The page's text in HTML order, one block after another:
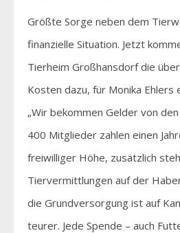
Größte Sorge neben dem
finanzielle Situation. Jetzt
Tierheim Großhansdorf die
Kosten dazu, für Monika Ehlers
„Wir bekommen Gelder von
400 Mitglieder zahlen einen
freiwilliger Höhe, zusätzlich
Tiervermittlungen auf der
die Grundversorgung ist auf
teurer. Jede Spende – auch